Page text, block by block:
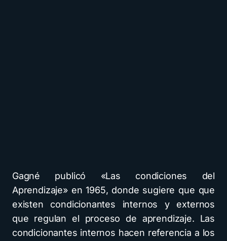
Gagné publicó «Las condiciones del
Aprendizaje» en 1965, donde sugiere que que
existen condicionantes internos y externos
que regulan el proceso de aprendizaje. Las
condicionantes internos hacen referencia a los